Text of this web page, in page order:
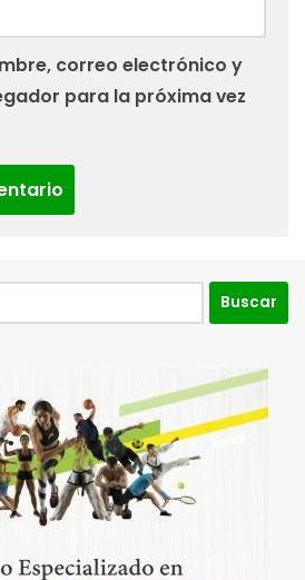
correo electrónico y
para la próxima vez